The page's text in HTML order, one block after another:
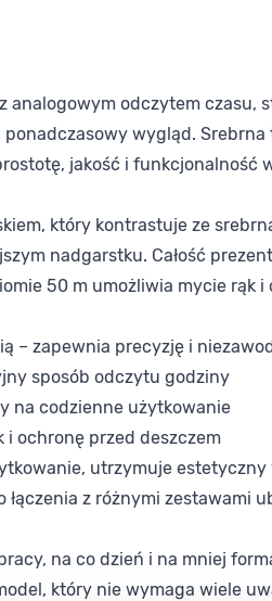
analogowym odczytem
wygląd.
jakość i funkcjonalność
który kontrastuje ze
nadgarstku. Całość
50 m umożliwia mycie
– zapewnia precyzję i
sposób odczytu godziny
na codzienne użytkowanie
i ochronę przed deszczem
utrzymuje estetyczny
łączenia z różnymi zestawami
na co dzień i na mniej
który nie wymaga wiele